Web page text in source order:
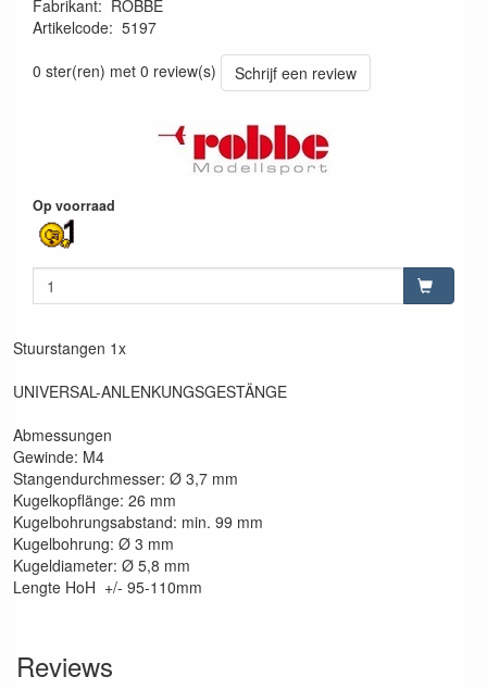
Fabrikant: ROBBE
Artikelcode: 5197
0 ster(ren) met 0 review(s)
Schrijf een review
Op voorraad
Stuurstangen 1x
UNIVERSAL-ANLENKUNGSGESTÄNGE
Abmessungen
Gewinde: M4
Stangendurchmesser: Ø 3,7 mm
Kugelkopflänge: 26 mm
Kugelbohrungsabstand: min. 99 mm
Kugelbohrung: Ø 3 mm
Kugeldiameter: Ø 5,8 mm
Lengte HoH +/- 95-110mm
Reviews